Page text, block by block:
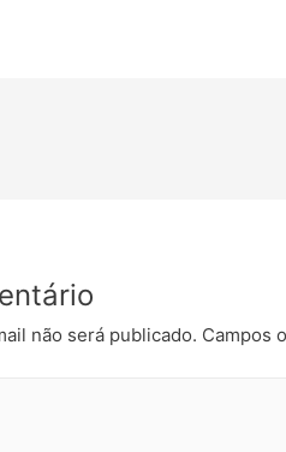
não será publicado. Campos